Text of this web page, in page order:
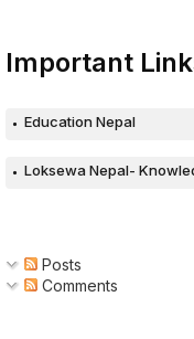
Important
Education Nepal
Loksewa Nepal- Knowledge
Posts
Comments